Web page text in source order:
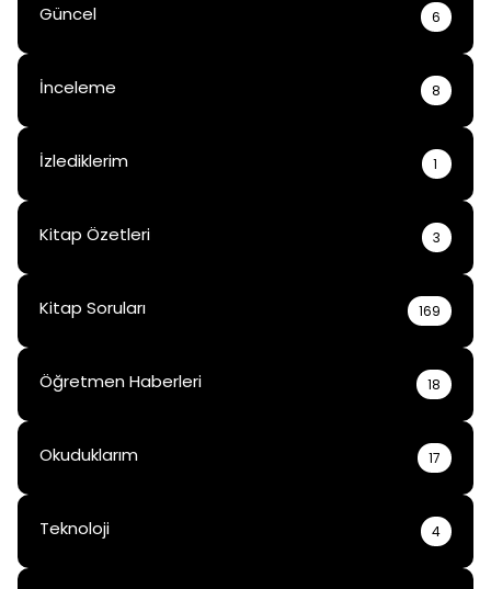
Güncel 6
İnceleme 8
İzlediklerim 1
Kitap Özetleri 3
Kitap Soruları 169
Öğretmen Haberleri 18
Okuduklarım 17
Teknoloji 4